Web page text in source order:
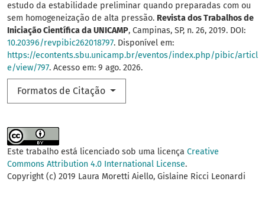
estudo da estabilidade preliminar quando preparadas com ou
sem homogeneização de alta pressão. Revista dos Trabalhos de
Iniciação Científica da UNICAMP, Campinas, SP, n. 26, 2019. DOI:
10.20396/revpibic262018797. Disponível em:
https://econtents.sbu.unicamp.br/eventos/index.php/pibic/articl
e/view/797. Acesso em: 9 ago. 2026.
Formatos de Citação
Este trabalho está licenciado sob uma licença Creative
Commons Attribution 4.0 International License.
Copyright (c) 2019 Laura Moretti Aiello, Gislaine Ricci Leonardi